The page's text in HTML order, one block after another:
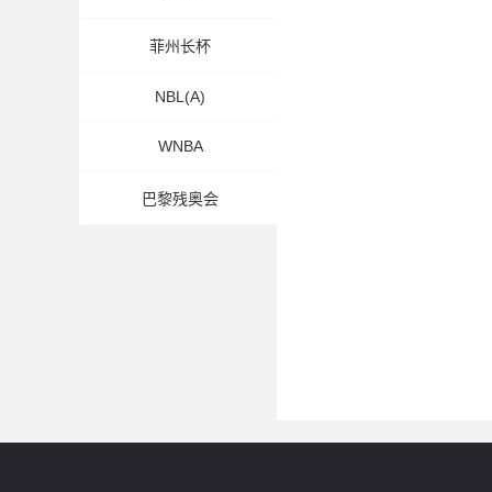
菲州长杯
NBL(A)
WNBA
巴黎残奥会